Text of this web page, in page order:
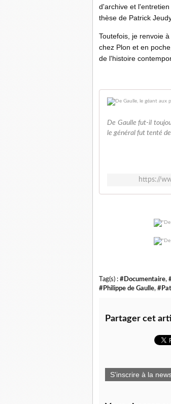
d'archive et
thèse de Patrick
Toutefois, je renvoie
chez Plon et en
de l'histoire
De Gaulle fut-il
le général fut tenté
https://
Tag(s) : #Documentaire,
#Philippe de Gaulle,
Partager cet
S'inscrire à la